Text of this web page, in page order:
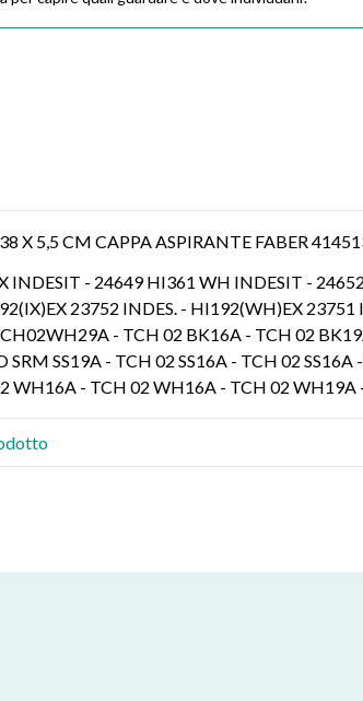
X 5,5 CM CAPPA ASPIRANTE FABER
INDESIT - 24649 HI361 WH INDESIT -
23752 INDES. - HI192(WH)EX
- TCH 02 BK16A - TCH 02
SS19A - TCH 02 SS16A - TCH 02 SS16A
WH16A - TCH 02 WH16A - TCH 02 WH19A